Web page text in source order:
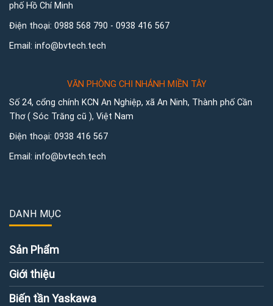
phố Hồ Chí Minh
Điện thoại: 0988 568 790 - 0938 416 567
Email: info@bvtech.tech
VĂN PHÒNG CHI NHÁNH MIỀN TÂY
Số 24, cổng chính KCN An Nghiệp, xã An Ninh, Thành phố Cần
Thơ ( Sóc Trăng cũ ), Việt Nam
Điện thoại: 0938 416 567
Email: info@bvtech.tech
DANH MỤC
Sản Phẩm
Giới thiệu
Biến tần Yaskawa